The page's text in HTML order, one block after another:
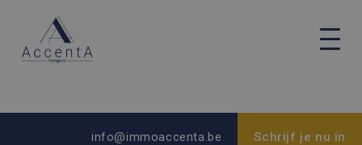
info@immoaccenta.be Schrijf je nu in